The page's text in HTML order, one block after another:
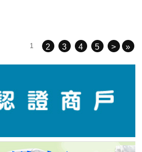
1 2 3 4 5 > »